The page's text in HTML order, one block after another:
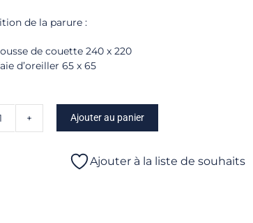
de la parure :
de couette 240 x 220
d’oreiller 65 x 65
quantité
Ajouter au panier
Ajouter à la liste de souhaits